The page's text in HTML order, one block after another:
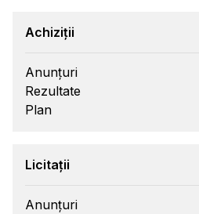
Achiziții
Anunțuri
Rezultate
Plan
Licitații
Anunțuri